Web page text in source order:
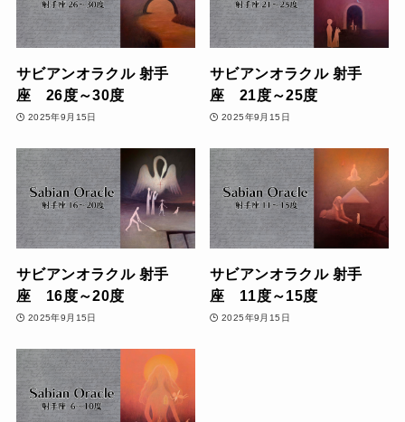
サビアンオラクル 射手
座 26度～30度
2025年9月15日
サビアンオラクル 射手
座 21度～25度
2025年9月15日
サビアンオラクル 射手
座 16度～20度
2025年9月15日
サビアンオラクル 射手
座 11度～15度
2025年9月15日